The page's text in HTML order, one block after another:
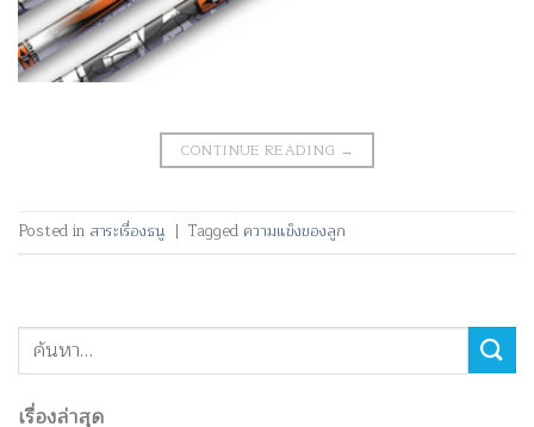
CONTINUE READING →
Posted in สาระเรื่องธนู | Tagged ความแข็งของลูก
เรื่องล่าสุด